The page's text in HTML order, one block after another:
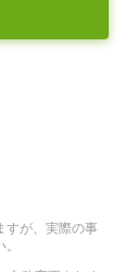
すが、実際の事